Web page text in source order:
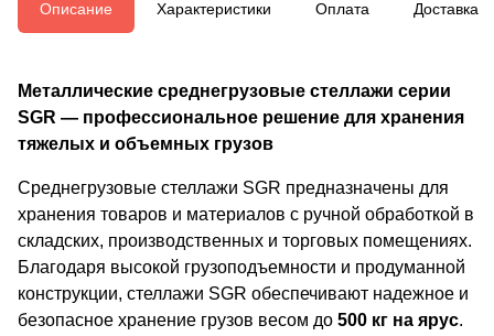
Описание Характеристики Оплата Доставка
Металлические среднегрузовые стеллажи серии
SGR — профессиональное решение для хранения
тяжелых и объемных грузов
Среднегрузовые стеллажи SGR предназначены для
хранения товаров и материалов с ручной обработкой в
складских, производственных и торговых помещениях.
Благодаря высокой грузоподъемности и продуманной
конструкции, стеллажи SGR обеспечивают надежное и
безопасное хранение грузов весом до 500 кг на ярус.